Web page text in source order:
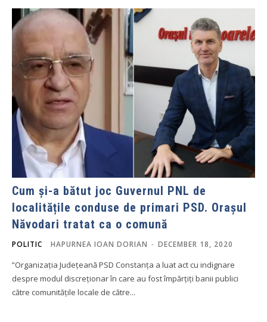
Cum și-a bătut joc Guvernul PNL de
localitățile conduse de primari PSD. Orașul
Năvodari tratat ca o comună
POLITIC HAPURNEA IOAN DORIAN - DECEMBER 18, 2020
”Organizația Județeană PSD Constanța a luat act cu indignare
despre modul discreționar în care au fost împărțiți banii publici
către comunitățile locale de către...